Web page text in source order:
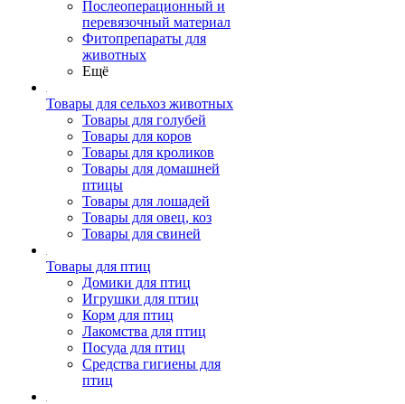
Послеоперационный и
перевязочный материал
Фитопрепараты для
животных
Ещё
Товары для сельхоз животных
Товары для голубей
Товары для коров
Товары для кроликов
Товары для домашней
птицы
Товары для лошадей
Товары для овец, коз
Товары для свиней
Товары для птиц
Домики для птиц
Игрушки для птиц
Корм для птиц
Лакомства для птиц
Посуда для птиц
Средства гигиены для
птиц